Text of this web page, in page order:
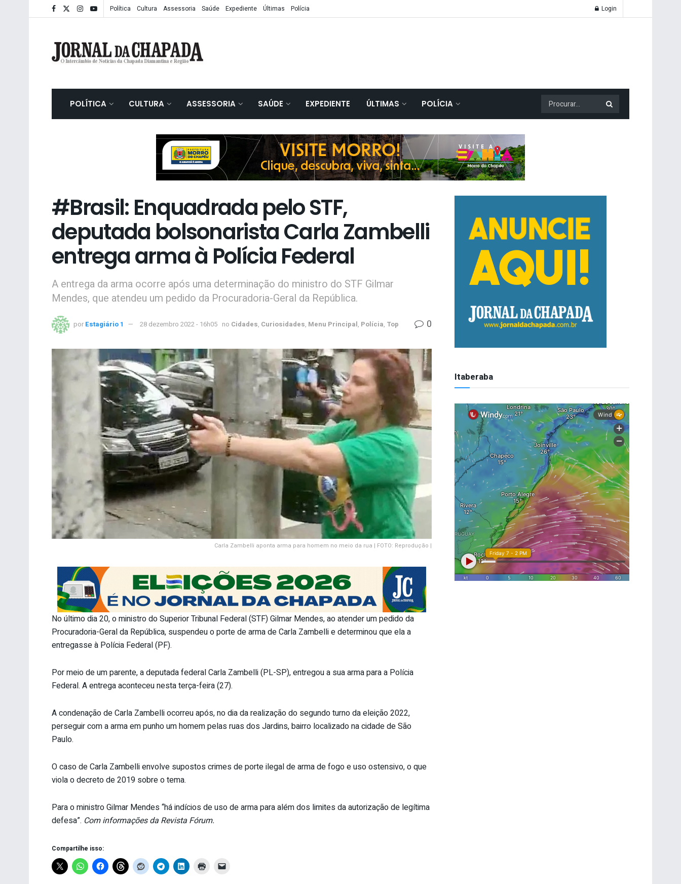
Política Cultura Assessoria Saúde Expediente Últimas Polícia Login
POLÍTICA CULTURA ASSESSORIA SAÚDE EXPEDIENTE ÚLTIMAS POLÍCIA
#Brasil: Enquadrada pelo STF,
deputada bolsonarista Carla Zambelli
entrega arma à Polícia Federal
A entrega da arma ocorre após uma determinação do ministro do STF Gilmar
Mendes, que atendeu um pedido da Procuradoria-Geral da República.
por Estagiário 1 28 dezembro 2022 - 16h05 no Cidades, Curiosidades, Menu Principal, Polícia, Top 0
Carla Zambelli aponta arma para homem no meio da rua | FOTO: Reprodução |
No último dia 20, o ministro do Superior Tribunal Federal (STF) Gilmar Mendes, ao atender um pedido da
Procuradoria-Geral da República, suspendeu o porte de arma de Carla Zambelli e determinou que ela a
entregasse à Polícia Federal (PF).
Por meio de um parente, a deputada federal Carla Zambelli (PL-SP), entregou a sua arma para a Polícia
Federal. A entrega aconteceu nesta terça-feira (27).
A condenação de Carla Zambelli ocorreu após, no dia da realização do segundo turno da eleição 2022,
perseguir com a arma em punho um homem pelas ruas dos Jardins, bairro localizado na cidade de São
Paulo.
O caso de Carla Zambelli envolve supostos crimes de porte ilegal de arma de fogo e uso ostensivo, o que
viola o decreto de 2019 sobre o tema.
Para o ministro Gilmar Mendes “há indícios de uso de arma para além dos limites da autorização de legítima
defesa”. Com informações da Revista Fórum.
Compartilhe isso:
Itaberaba